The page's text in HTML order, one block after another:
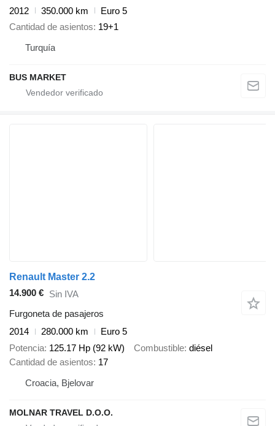
2012
350.000 km
Euro 5
Cantidad de asientos 19+1
Turquía
BUS MARKET
Renault Master 2.2
14.900 € Sin IVA
Furgoneta de pasajeros
2014
280.000 km
Euro 5
Potencia 125.17 Hp (92 kW) Combustible diésel
Cantidad de asientos 17
Croacia, Bjelovar
MOLNAR TRAVEL D.O.O.